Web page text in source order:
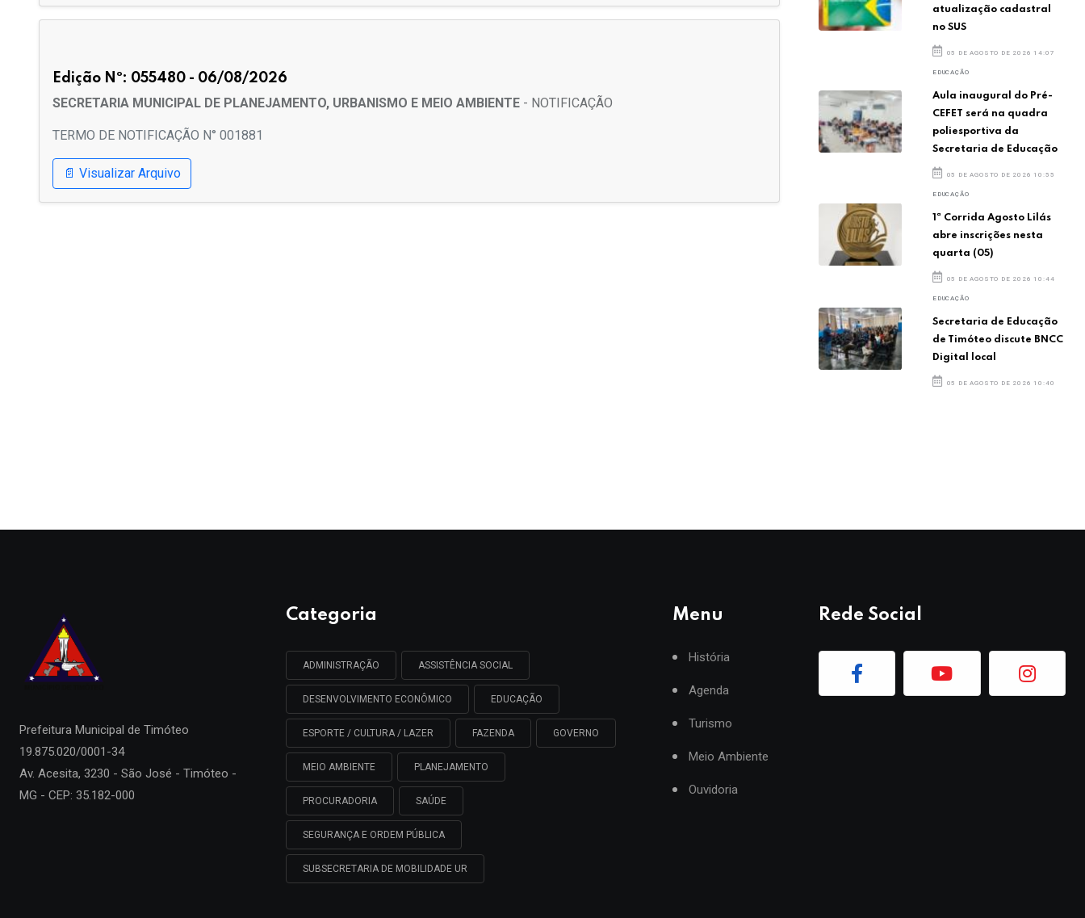
Edição Nº: 055480 - 06/08/2026
SECRETARIA MUNICIPAL DE PLANEJAMENTO, URBANISMO E MEIO AMBIENTE - NOTIFICAÇÃO
TERMO DE NOTIFICAÇÃO N° 001881
📄 Visualizar Arquivo
atualização cadastral
no SUS
05 DE AGOSTO DE 2026 14:07
EDUCAÇÃO
Aula inaugural do Pré-
CEFET será na quadra
poliesportiva da
Secretaria de Educação
05 DE AGOSTO DE 2026 10:55
EDUCAÇÃO
1ª Corrida Agosto Lilás
abre inscrições nesta
quarta (05)
05 DE AGOSTO DE 2026 10:44
EDUCAÇÃO
Secretaria de Educação
de Timóteo discute BNCC
Digital local
05 DE AGOSTO DE 2026 10:40
Prefeitura Municipal de Timóteo
19.875.020/0001-34
Av. Acesita, 3230 - São José - Timóteo -
MG - CEP: 35.182-000
Categoria
ADMINISTRAÇÃO ASSISTÊNCIA SOCIAL
DESENVOLVIMENTO ECONÔMICO EDUCAÇÃO
ESPORTE / CULTURA / LAZER FAZENDA GOVERNO
MEIO AMBIENTE PLANEJAMENTO
PROCURADORIA SAÚDE
SEGURANÇA E ORDEM PÚBLICA
SUBSECRETARIA DE MOBILIDADE UR
Menu
História
Agenda
Turismo
Meio Ambiente
Ouvidoria
Rede Social